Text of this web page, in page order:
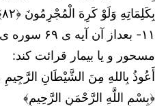
بِکَلِمَاتِهِ وَلَوْ کَرِهَ الْمُجْرِمُونَ ﴿٨٢﴾
۱۱- بعداز
مسحور و یا بیمار قرائت کند:
أَعُوذُ بِاللهِ مِنَ الشَّيْطَانِ
﴿بِسْمِ اللَّهِ الرَّحْمَنِ الرَّحِيمِ﴾